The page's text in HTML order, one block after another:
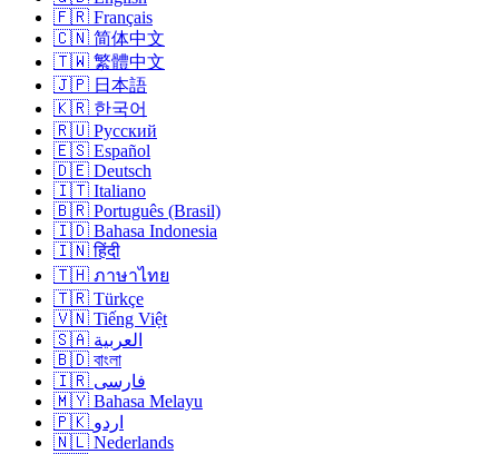
🇫🇷 Français
🇨🇳 简体中文
🇹🇼 繁體中文
🇯🇵 日本語
🇰🇷 한국어
🇷🇺 Русский
🇪🇸 Español
🇩🇪 Deutsch
🇮🇹 Italiano
🇧🇷 Português (Brasil)
🇮🇩 Bahasa Indonesia
🇮🇳 हिंदी
🇹🇭 ภาษาไทย
🇹🇷 Türkçe
🇻🇳 Tiếng Việt
🇸🇦 العربية
🇧🇩 বাংলা
🇮🇷 فارسی
🇲🇾 Bahasa Melayu
🇵🇰 اردو
🇳🇱 Nederlands